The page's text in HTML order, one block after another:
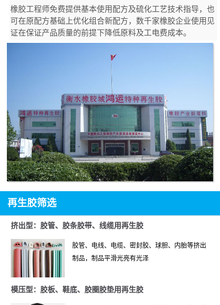
橡胶工程师免费提供基本使用配方及硫化工艺技术指导，也
可在原配方基础上优化组合新配方，数千家橡胶企业使用见
证在保证产品质量的前提下降低原料及工电费成本。
再生胶筛选
挤出型：胶管、胶条胶带、线缆用再生胶
胶管、电线、电缆、密封胶、球胆、内胎等挤出
制品，制品平滑光亮有光泽
模压型：胶板、鞋底、胶圈胶垫用再生胶